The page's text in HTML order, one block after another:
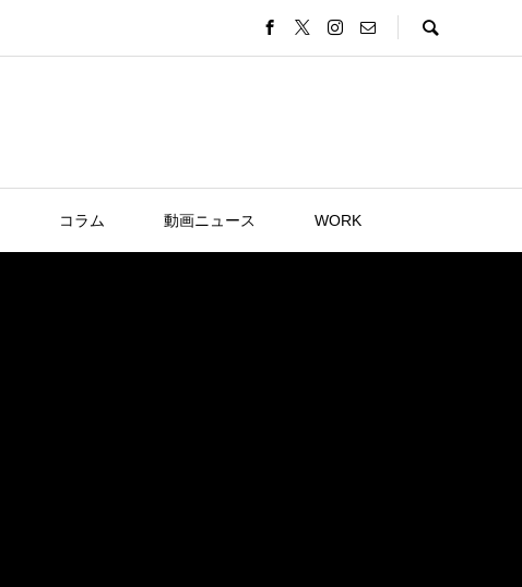
コラム 動画ニュース WORK